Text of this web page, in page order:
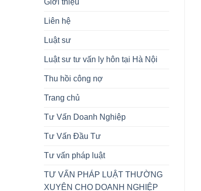
Liên hệ
Luật sư
Luật sư tư vấn ly hôn tại Hà Nội
Thu hồi công nợ
Trang chủ
Tư Vấn Doanh Nghiệp
Tư Vấn Đầu Tư
Tư vấn pháp luật
TƯ VẤN PHÁP LUẬT THƯỜNG
XUYÊN CHO DOANH NGHIỆP